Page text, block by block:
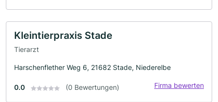
Kleintierpraxis Stade
Tierarzt
Harschenflether Weg 6, 21682 Stade, Niederelbe
0.0 (0 Bewertungen) Firma bewerten